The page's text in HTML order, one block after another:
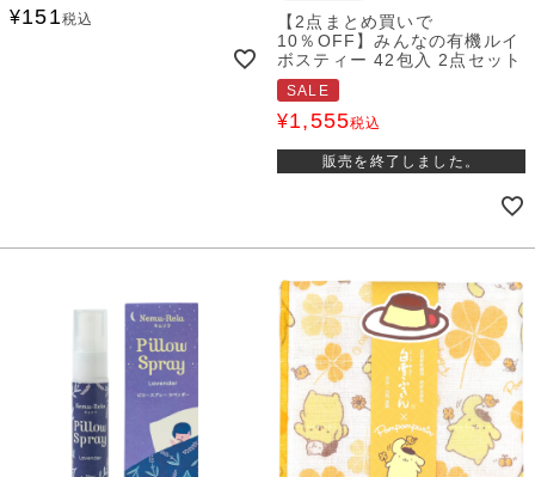
¥151税込
【2点まとめ買いで
10％OFF】みんなの有機ルイ
ボスティー 42包入 2点セット
SALE
¥1,555税込
販売を終了しました。